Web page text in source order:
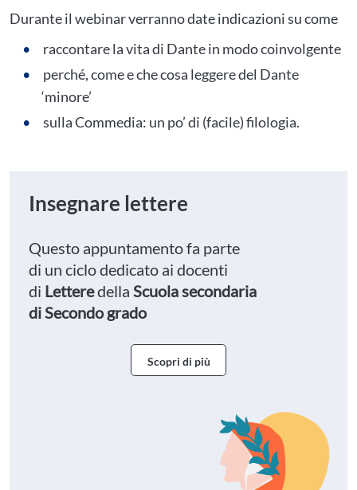
Durante il webinar verranno date indicazioni su come
raccontare la vita di Dante in modo coinvolgente
perché, come e che cosa leggere del Dante
‘minore’
sulla Commedia: un po’ di (facile) filologia.
Insegnare lettere
Questo appuntamento fa parte
di un ciclo dedicato ai docenti
di Letteredella Scuola secondaria
di Secondo grado
Scopri di più